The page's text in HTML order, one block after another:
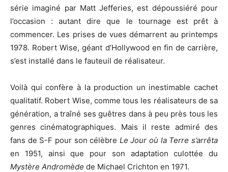
série imaginé par Matt Jefferies, est dépoussiéré pour
l’occasion : autant dire que le tournage est prêt à
commencer. Les prises de vues démarrent au printemps
1978. Robert Wise, géant d’Hollywood en fin de carrière,
s’est installé dans le fauteuil de réalisateur.
Voilà qui confère à la production un inestimable cachet
qualitatif. Robert Wise, comme tous les réalisateurs de sa
génération, a traîné ses guêtres dans à peu près tous les
genres cinématographiques. Mais il reste admiré des
fans de S-F pour son célèbre Le Jour où la Terre s’arrêta
en 1951, ainsi que pour son adaptation culottée du
Mystère Andromède de Michael Crichton en 1971.